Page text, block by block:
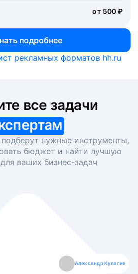
от 500 ₽
подробнее
рекламных форматов hh.ru
нужные инструменты,
бюджет и найти лучшую
ваших бизнес-задач
Александр Кулагин
Даниил Макаров
Екатерина Лазаренко
Борис Кашко
Юлия Изоитко